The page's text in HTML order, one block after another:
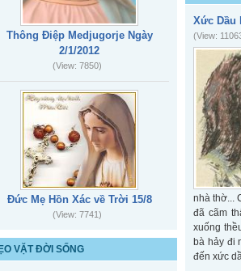
Thông Điệp Medjugorje Ngày
2/1/2012
(View: 7850)
Đức Mẹ Hồn Xác về Trời 15/8
(View: 7741)
VẶT ĐỜI SỐNG
Xức Dầu
(View:
nhà thờ...
đã cãm
xuống
bà hảy đi
đến xức